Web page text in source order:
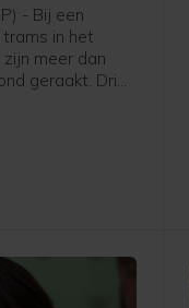
- Bij een
in het
meer dan
geraakt. Drie